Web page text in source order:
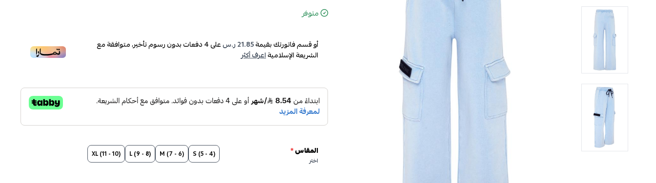
متوفر
أو قسم فاتورتك بقيمة21.85 ر.س على4دفعات بدون رسوم تأخير، متوافقة مع
الشريعة الإسلاميةاعرف أكثر
المقاس*
اختر
(4 - 5) S
(6 - 7) M
(8 - 9) L
(10 - 11) XL